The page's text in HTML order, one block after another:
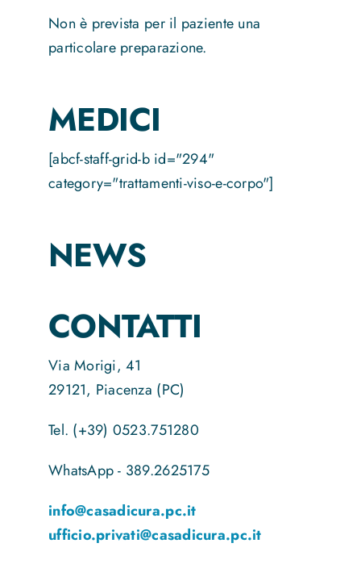
Non è prevista per il paziente una
particolare preparazione.
MEDICI
[abcf-staff-grid-b id="294"
category="trattamenti-viso-e-corpo"]
NEWS
CONTATTI
Via Morigi, 41
29121, Piacenza (PC)
Tel. (+39) 0523.751280
WhatsApp - 389.2625175
info@casadicura.pc.it
ufficio.privati@casadicura.pc.it